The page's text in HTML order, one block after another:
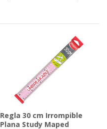
Regla 30 cm Irrompible
Plana Study Maped